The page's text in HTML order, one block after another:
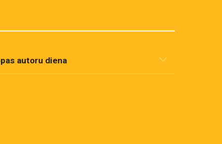
autoru diena